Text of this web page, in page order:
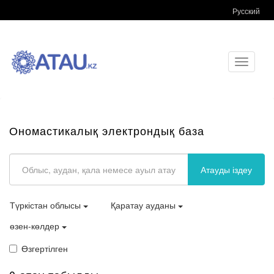
Русский
Toggle
Ономастикалық электрондық база
Атауды іздеу
Түркістан облысы
Қаратау ауданы
өзен-көлдер
Өзгертілген